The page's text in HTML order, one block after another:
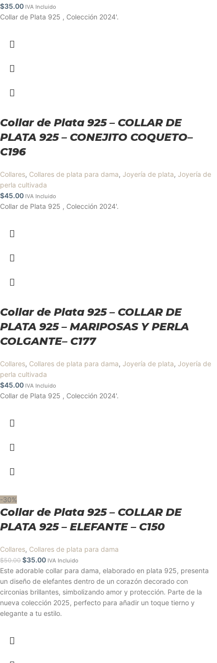
$35.00 IVA Incluido
Collar de Plata 925 , Colección 2024'.
Collar de Plata 925 – COLLAR DE
PLATA 925 – CONEJITO COQUETO–
C196
Collares, Collares de plata para dama, Joyería de plata, Joyería de
perla cultivada
$45.00 IVA Incluido
Collar de Plata 925 , Colección 2024'.
Collar de Plata 925 – COLLAR DE
PLATA 925 – MARIPOSAS Y PERLA
COLGANTE– C177
Collares, Collares de plata para dama, Joyería de plata, Joyería de
perla cultivada
$45.00 IVA Incluido
Collar de Plata 925 , Colección 2024'.
-30%
Collar de Plata 925 – COLLAR DE
PLATA 925 – ELEFANTE – C150
Collares, Collares de plata para dama
$50.00 $35.00 IVA Incluido
Este adorable collar para dama, elaborado en plata 925, presenta
un diseño de elefantes dentro de un corazón decorado con
circonias brillantes, simbolizando amor y protección. Parte de la
nueva colección 2025, perfecto para añadir un toque tierno y
elegante a tu estilo.